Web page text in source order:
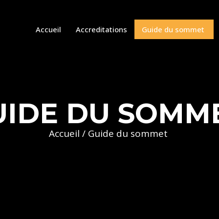
Accueil Accreditations Guide du sommet
DU
Accueil / Guide du sommet